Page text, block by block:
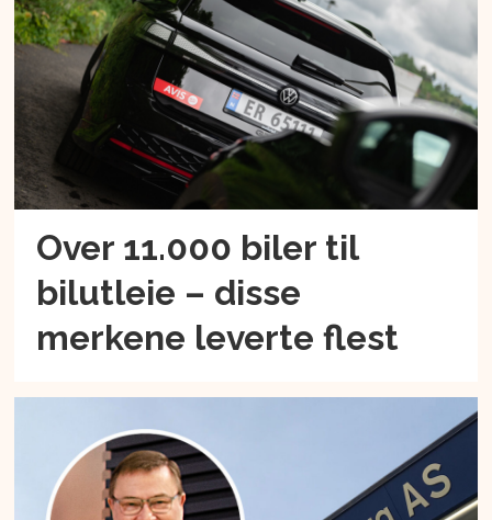
Over 11.000 biler til
bilutleie – disse
merkene leverte flest